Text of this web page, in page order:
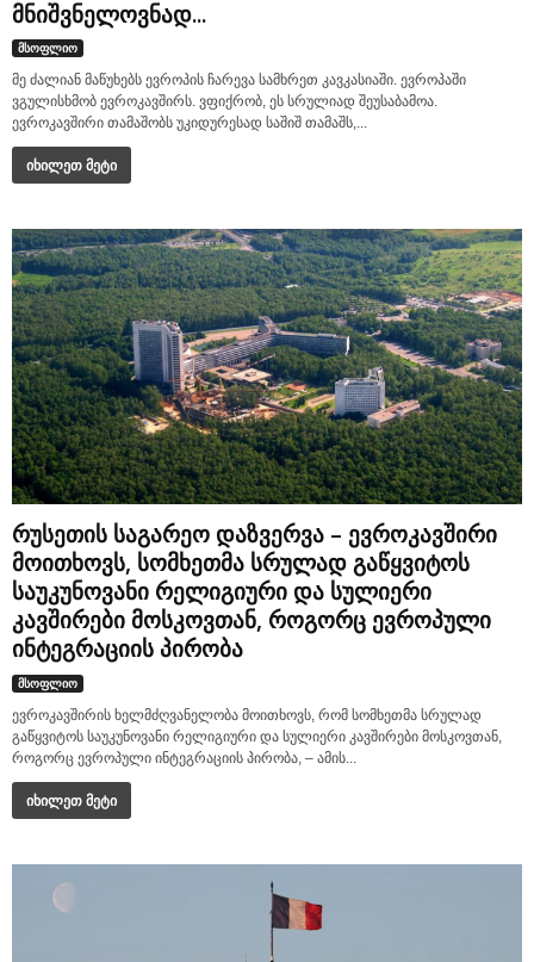
მნიშვნელოვნად...
მსოფლიო
მე ძალიან მაწუხებს ევროპის ჩარევა სამხრეთ კავკასიაში. ევროპაში
ვგულისხმობ ევროკავშირს. ვფიქრობ, ეს სრულიად შეუსაბამოა.
ევროკავშირი თამაშობს უკიდურესად საშიშ თამაშს,...
იხილეთ მეტი
რუსეთის საგარეო დაზვერვა – ევროკავშირი
მოითხოვს, სომხეთმა სრულად გაწყვიტოს
საუკუნოვანი რელიგიური და სულიერი
კავშირები მოსკოვთან, როგორც ევროპული
ინტეგრაციის პირობა
მსოფლიო
ევროკავშირის ხელმძღვანელობა მოითხოვს, რომ სომხეთმა სრულად
გაწყვიტოს საუკუნოვანი რელიგიური და სულიერი კავშირები მოსკოვთან,
როგორც ევროპული ინტეგრაციის პირობა, – ამის...
იხილეთ მეტი